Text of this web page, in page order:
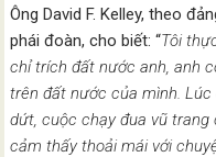
Ông David F. Kelley, theo
phái đoàn, cho biết: “Tôi
chỉ trích đất nước anh, anh
trên đất nước của mình.
dứt, cuộc chạy đua vũ
cảm thấy thoải mái với